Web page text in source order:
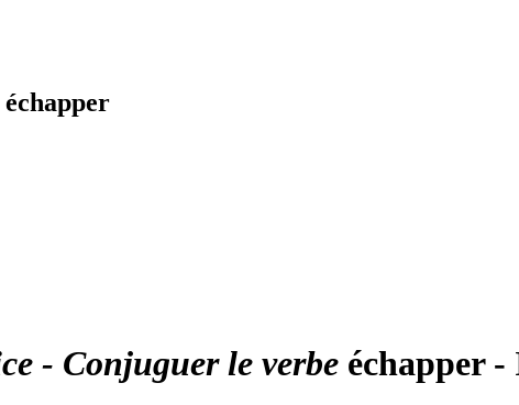
échapper
- Conjuguer le verbe échapper